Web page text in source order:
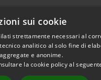
sui cookie
strettamente necessari al
analitico al solo fine di
e anonime.
la cookie policy al